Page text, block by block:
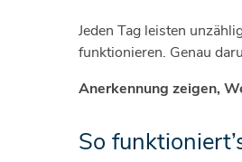
Jeden Tag leisten
funktionieren. Genau
Anerkennung zeigen,
So